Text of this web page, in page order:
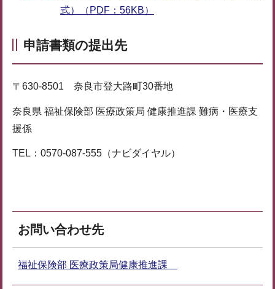
式）（PDF：56KB）
申請書類の提出先
〒630-8501 奈良市登大路町30番地
奈良県 福祉保険部 医療政策局 健康推進課 難病・医療支
援係
TEL：0570-087-555（ナビダイヤル）
お問い合わせ先
福祉保険部 医療政策局健康推進課